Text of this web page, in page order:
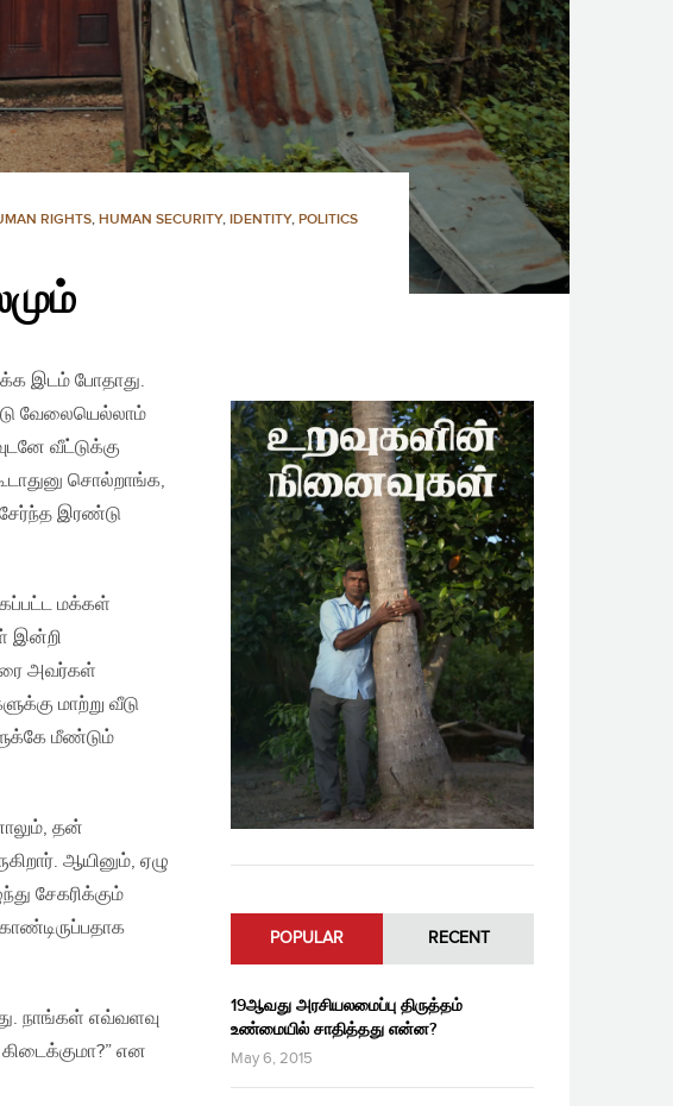
RIGHTS, HUMAN SECURITY, IDENTITY, POLITICS
இடம் போதாது.
வேலையெல்லாம்
வீட்டுக்கு
சொல்றாங்க,
இரண்டு
மக்கள்
இன்றி
அவர்கள்
மாற்று வீடு
மீண்டும்
தன்
ஆயினும், ஏழு
சேகரிக்கும்
நாங்கள் எவ்வளவு
என
POPULAR RECENT
19ஆவது அரசியலமைப்பு திருத்தம்
உண்மையில் சாதித்தது என்ன?
May 6, 2015